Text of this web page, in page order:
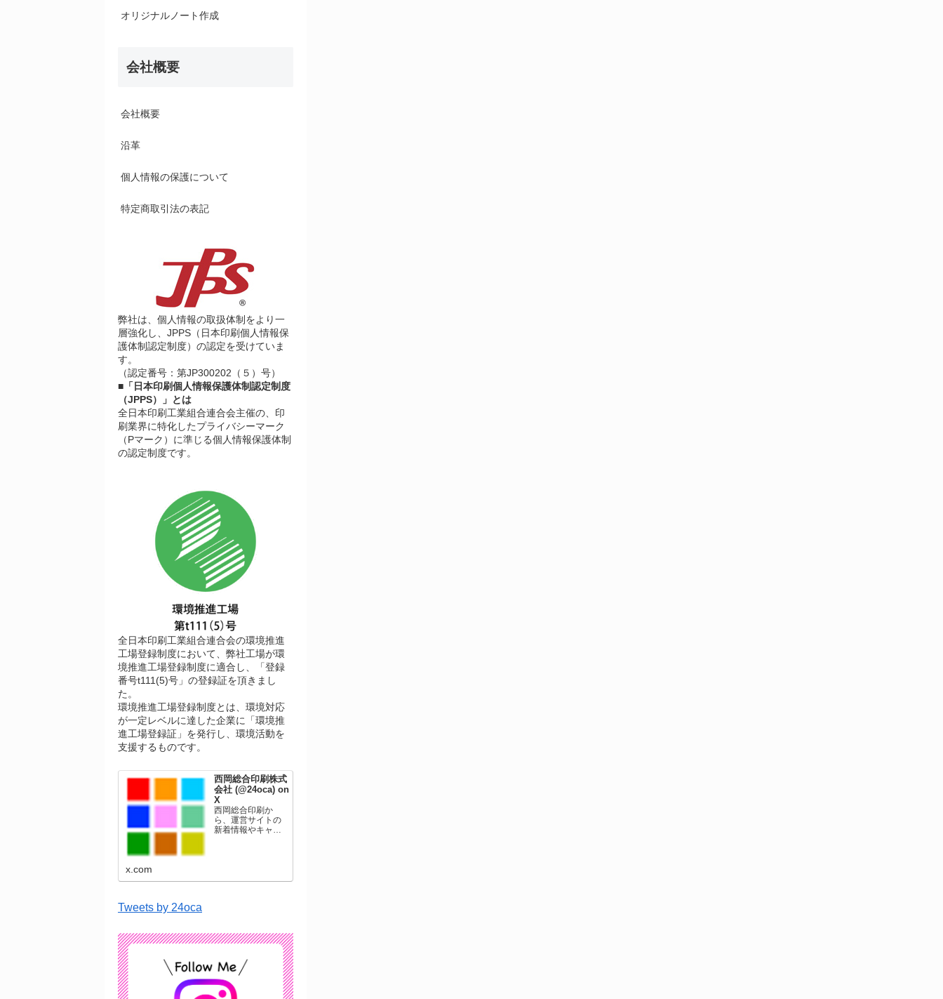
オリジナルノート作成
会社概要
会社概要
沿革
個人情報の保護について
特定商取引法の表記
弊社は、個人情報の取扱体制をより一
層強化し、JPPS（日本印刷個人情報保
護体制認定制度）の認定を受けていま
す。
（認定番号：第JP300202（５）号）
■「日本印刷個人情報保護体制認定制度
（JPPS）」とは
全日本印刷工業組合連合会主催の、印
刷業界に特化したプライバシーマーク
（Pマーク）に準じる個人情報保護体制
の認定制度です。
全日本印刷工業組合連合会の環境推進
工場登録制度において、弊社工場が環
境推進工場登録制度に適合し、「登録
番号t111(5)号」の登録証を頂きまし
た。
環境推進工場登録制度とは、環境対応
が一定レベルに達した企業に「環境推
進工場登録証」を発行し、環境活動を
支援するものです。
西岡総合印刷株式
会社 (@24oca) on
X
西岡総合印刷か
ら、運営サイトの
新着情報やキャン
ています。
x.com
Tweets by 24oca